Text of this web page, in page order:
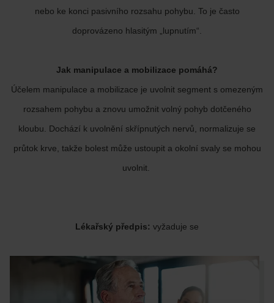
nebo ke konci pasivního rozsahu pohybu. To je často
doprovázeno hlasitým „lupnutím“.
Jak manipulace a mobilizace pomáhá?
Účelem manipulace a mobilizace je uvolnit segment s omezeným
rozsahem pohybu a znovu umožnit volný pohyb dotčeného
kloubu. Dochází k uvolnění skřípnutých nervů, normalizuje se
průtok krve, takže bolest může ustoupit a okolní svaly se mohou
uvolnit.
Lékařský předpis: vyžaduje se